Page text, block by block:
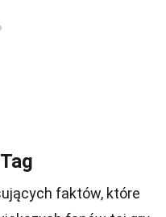
faktów, które